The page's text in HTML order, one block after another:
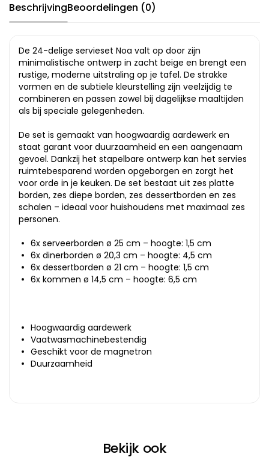
BeschrijvingBeoordelingen (0)
De 24-delige servieset Noa valt op door zijn
minimalistische ontwerp in zacht beige en brengt een
rustige, moderne uitstraling op je tafel. De strakke
vormen en de subtiele kleurstelling zijn veelzijdig te
combineren en passen zowel bij dagelijkse maaltijden
als bij speciale gelegenheden.
De set is gemaakt van hoogwaardig aardewerk en
staat garant voor duurzaamheid en een aangenaam
gevoel. Dankzij het stapelbare ontwerp kan het servies
ruimtebesparend worden opgeborgen en zorgt het
voor orde in je keuken. De set bestaat uit zes platte
borden, zes diepe borden, zes dessertborden en zes
schalen – ideaal voor huishoudens met maximaal zes
personen.
6x serveerborden ø 25 cm – hoogte: 1,5 cm
6x dinerborden ø 20,3 cm – hoogte: 4,5 cm
6x dessertborden ø 21 cm – hoogte: 1,5 cm
6x kommen ø 14,5 cm – hoogte: 6,5 cm
Hoogwaardig aardewerk
Vaatwasmachinebestendig
Geschikt voor de magnetron
Duurzaamheid
Bekijk ook